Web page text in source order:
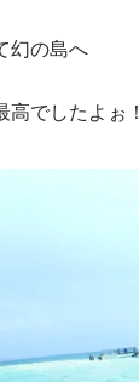
幻の島へ
でしたよぉ！